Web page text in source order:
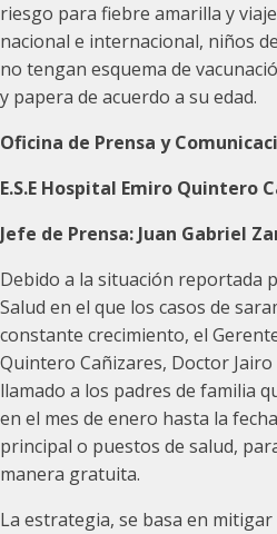
riesgo para fiebre amarilla y
nacional e internacional, niños
no tengan esquema de
y papera de acuerdo a su edad.
Oficina de Prensa y
E.S.E Hospital Emiro Quintero
Jefe de Prensa: Juan Gabriel
Debido a la situación reportada
Salud en el que los casos de
constante crecimiento, el
Quintero Cañizares, Doctor
llamado a los padres de familia
en el mes de enero hasta la
principal o puestos de salud,
manera gratuita.
La estrategia, se basa en